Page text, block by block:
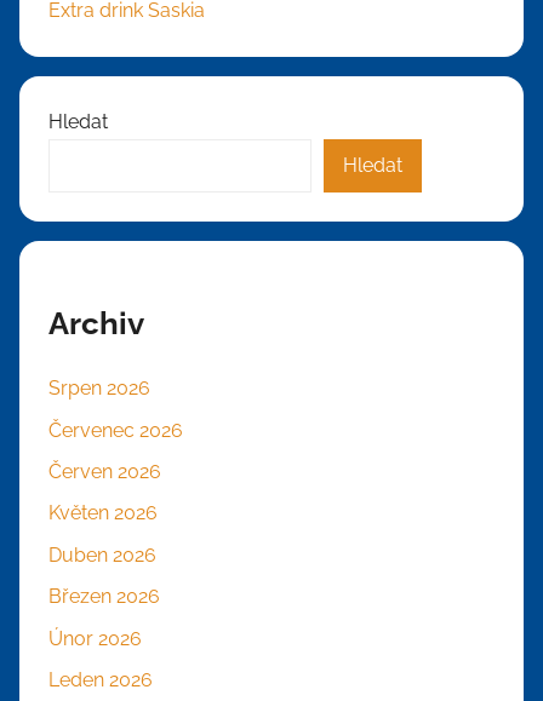
Extra drink Saskia
Hledat
Hledat
Archiv
Srpen 2026
Červenec 2026
Červen 2026
Květen 2026
Duben 2026
Březen 2026
Únor 2026
Leden 2026